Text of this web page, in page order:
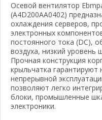
Осевой вентилятор
(A4D200AA0402)
охлаждения серверов,
электронных
постоянного тока (DC),
воздуха, низкий уровень
Прочная конструкция
крыльчатка
непрерывной
позволяют легко
блоки, промышленные
электроники.
почту